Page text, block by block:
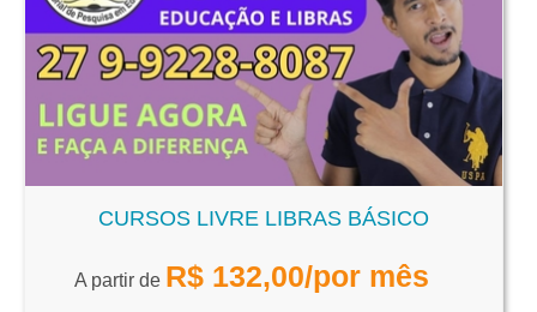
CURSOS LIVRE LIBRAS BÁSICO
A partir de R$ 132,00/por mês